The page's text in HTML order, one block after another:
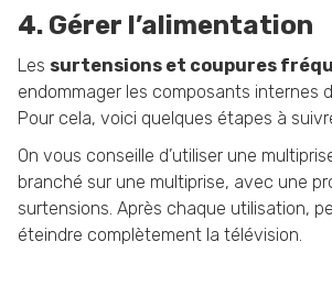
4. Gérer l’alimentation
Les surtensions et coupures
endommager les composants internes
Pour cela, voici quelques étapes à
On vous conseille d’utiliser une
branché sur une multiprise, avec une
surtensions. Après chaque utilisation,
éteindre complètement la télévision.